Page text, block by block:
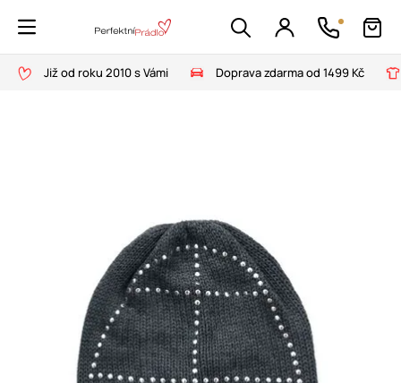
Již od roku 2010 s Vámi Doprava zdarma od 1499 Kč